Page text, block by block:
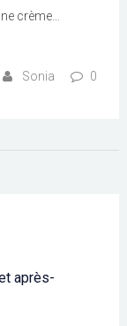
crème…
Sonia 0
après-